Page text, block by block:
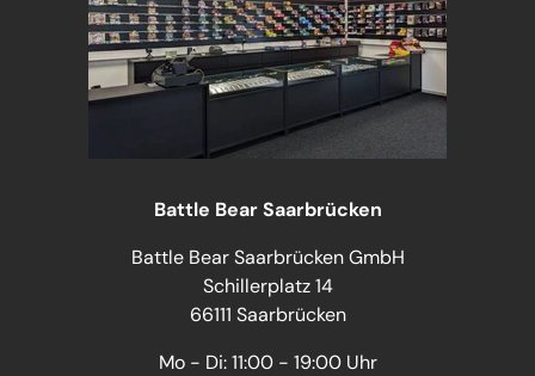
Battle Bear Saarbrücken
Battle Bear Saarbrücken GmbH
Schillerplatz 14
66111 Saarbrücken
Mo - Di: 11:00 - 19:00 Uhr